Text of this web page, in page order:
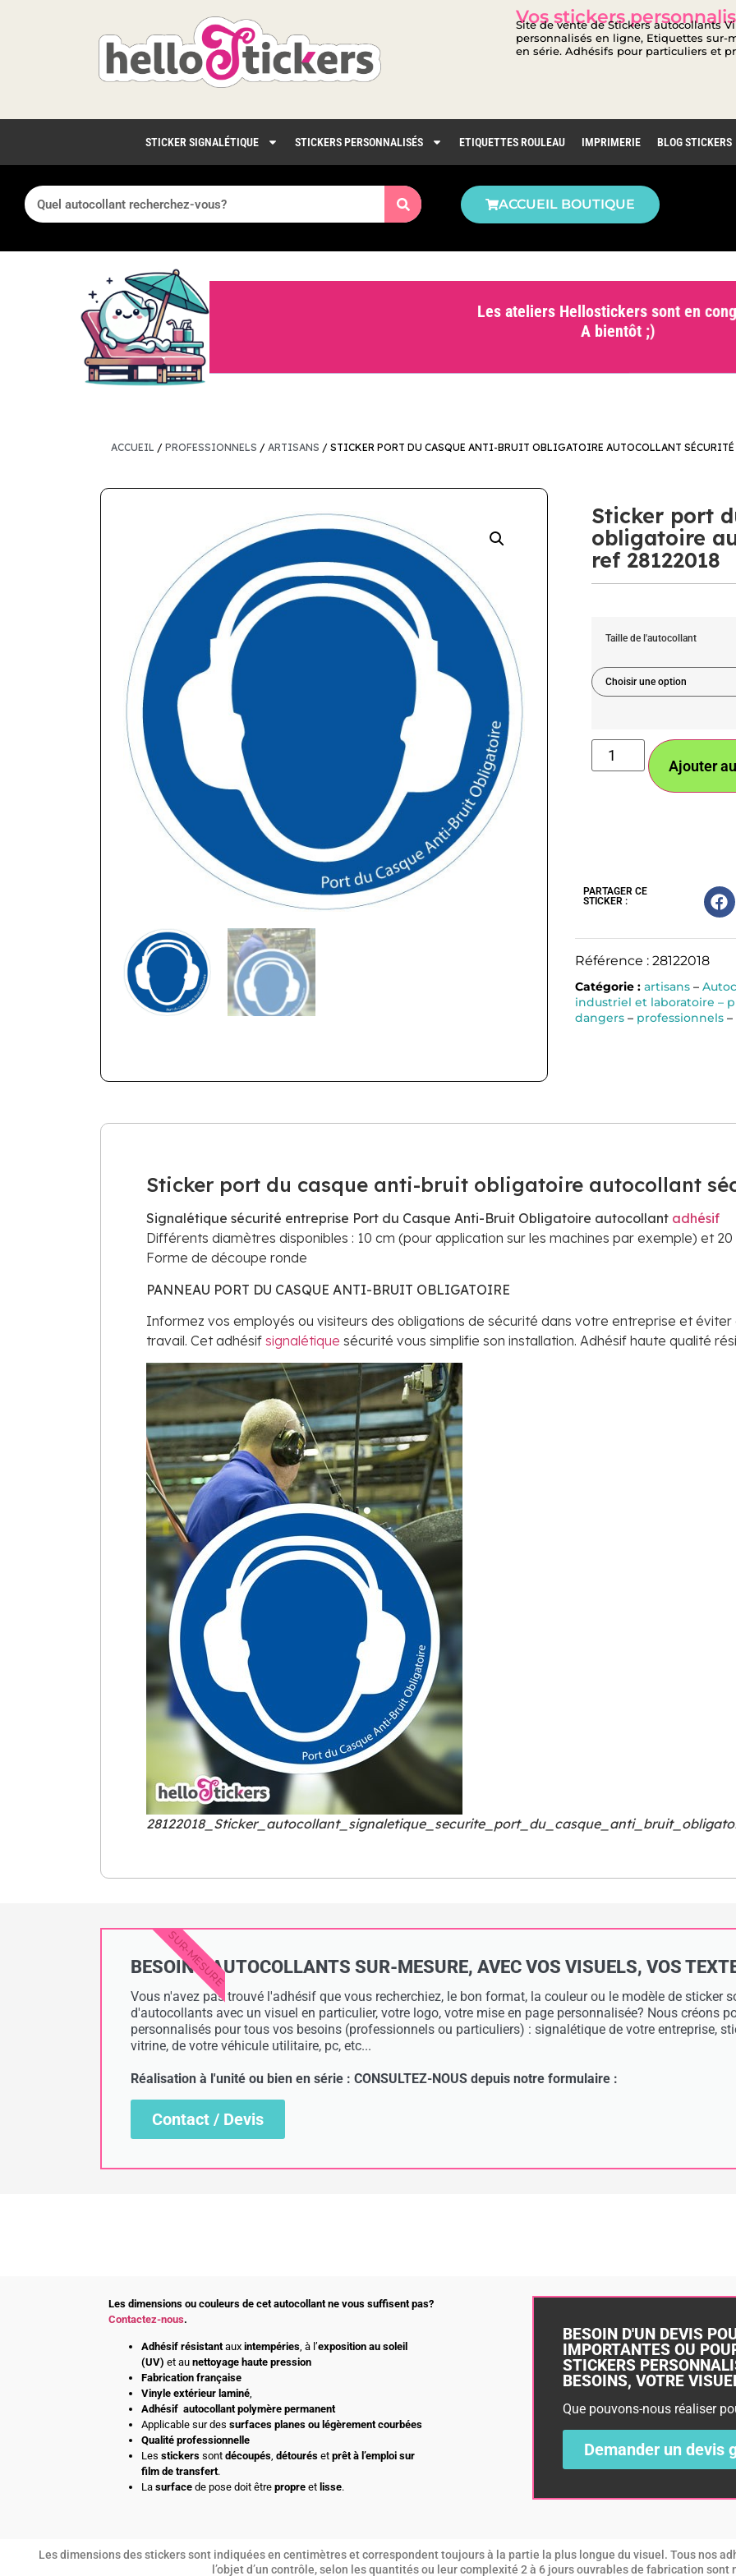
Vos stickers
Site de vente de Stickers autocollants
personnalisés en ligne, Etiquettes sur-
en série. Adhésifs pour particuliers et
STICKER SIGNALÉTIQUE STICKERS PERSONNALISÉS ETIQUETTES ROULEAU IMPRIMERIE BLOG STICKERS
ACCUEIL BOUTIQUE
Les ateliers Hellostickers sont en
A bientôt ;)
ACCUEIL /PROFESSIONNELS /ARTISANS / STICKER PORT DU CASQUE ANTI-BRUIT OBLIGATOIRE AUTOCOLLANT SÉCURITÉ
Sticker port
obligatoire
ref 28122018
Taille de l'autocollant
Ajouter
PARTAGER CE
STICKER :
Référence : 28122018
Catégorie : artisans–
industriel et laboratoire –
dangers– professionnels–
Sticker port du casque anti-bruit obligatoire autocollant
Signalétique sécurité entreprise Port du Casque Anti-Bruit Obligatoire autocollant adhésif
Différents diamètres disponibles : 10 cm (pour application sur les machines par exemple) et
Forme de découpe ronde
PANNEAU PORT DU CASQUE ANTI-BRUIT OBLIGATOIRE
Informez vos employés ou visiteurs des obligations de sécurité dans votre entreprise et éviter
travail. Cet adhésif signalétique sécurité vous simplifie son installation. Adhésif haute qualité
BESOIN D'AUTOCOLLANTS SUR-MESURE, AVEC VOS VISUELS, VOS
Vous n'avez pas trouvé l'adhésif que vous recherchiez, le bon format, la couleur ou le modèle de sticker
d'autocollants avec un visuel en particulier, votre logo, votre mise en page personnalisée? Nous créons
personnalisés pour tous vos besoins (professionnels ou particuliers) : signalétique de votre entreprise,
vitrine, de votre véhicule utilitaire, pc, etc...
Réalisation à l'unité ou bien en série : CONSULTEZ-NOUS depuis notre formulaire :
Contact / Devis
SUR-MESURE
Les dimensions ou couleurs de cet autocollant ne vous suffisent pas?
Contactez-nous.
Adhésif résistantaux intempéries, à l’exposition au soleil
(UV) et au nettoyage haute pression
Fabrication française
Vinyle extérieur laminé,
Adhésif autocollant polymère permanent
Applicable sur des surfaces planes ou légèrement courbées
Qualité professionnelle
Les stickers sont découpés, détourés et prêt à l’emploi sur
film de transfert.
La surface de pose doit être propre et lisse.
BESOIN D'UN DEVIS
IMPORTANTES OU
STICKERS
BESOINS, VOTRE
Que pouvons-nous réaliser
Demander un devis
Les dimensions des stickers sont indiquées en centimètres et correspondent toujours à la partie la plus longue du visuel. Tous nos
l’objet d’un contrôle, selon les quantités ou leur complexité 2 à 6 jours ouvrables de fabrication sont